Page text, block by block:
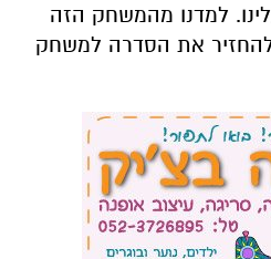
למדנו מהמשחק הזה
את הסדרה למשחק